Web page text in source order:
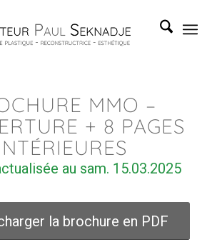
MMO –
+ 8 PAGES
au sam. 15.03.2025
la brochure en PDF